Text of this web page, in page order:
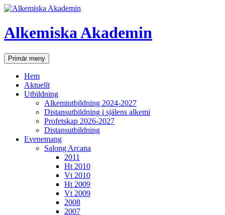
Hoppa
innehåll
Alkemiska Akademin
SökPrimär meny
Hem
Aktuellt
Utbildning
Alkemiutbildning 2024-2027
Distansutbildning i själens alkemi
Profetskap 2026-2027
Distansutbildning
Evenemang
Salong Arcana
2011
Ht 2010
Vt 2010
Ht 2009
Vt 2009
2008
2007